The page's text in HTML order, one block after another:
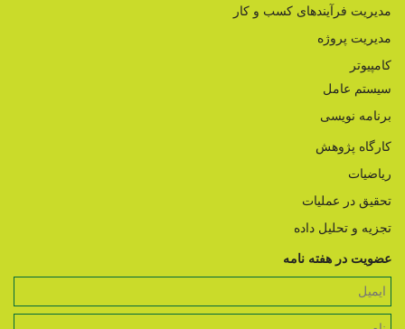
مدیریت فرآیندهای کسب و کار
مدیریت پروژه
کامپیوتر
سیستم عامل
برنامه نویسی
کارگاه پژوهش
ریاضیات
تحقیق در عملیات
تجزیه و تحلیل داده
عضویت در هفته نامه